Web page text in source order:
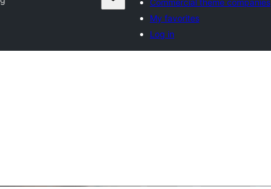
Commercial theme companies
My favorites
Log in